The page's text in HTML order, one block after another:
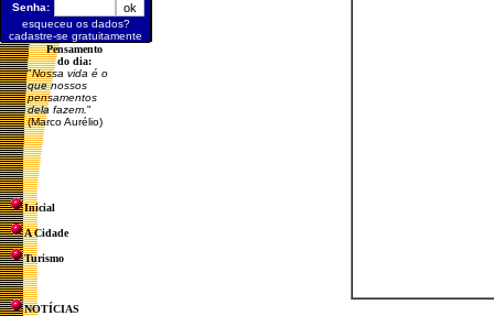
Senha:
esqueceu os dados?
cadastre-se gratuitamente
Pensamento
do dia:
"Nossa vida é o
que nossos
pensamentos
dela fazem. "
(Marco Aurélio)
Inicial
A Cidade
Turismo
NOTÍCIAS